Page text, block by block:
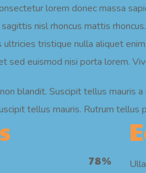
lorem donec massa
nisl rhoncus mattis
tristique nulla aliquet
sed euismod nisi porta lorem.
blandit. Suscipit tellus mauris
tellus mauris. Rutrum
78%